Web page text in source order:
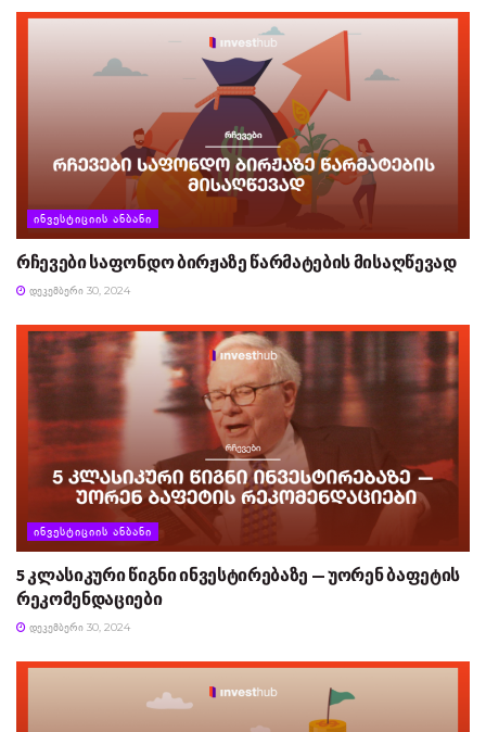
ᲘᲜᲕᲔᲡᲢᲘᲪᲘᲘᲡ ᲐᲜᲑᲐᲜᲘ
რჩევები საფონდო ბირჟაზე წარმატების მისაღწევად
ᲓᲔᲙᲔᲛᲑᲔᲠᲘ 30, 2024
ᲘᲜᲕᲔᲡᲢᲘᲪᲘᲘᲡ ᲐᲜᲑᲐᲜᲘ
5 კლასიკური წიგნი ინვესტირებაზე — უორენ ბაფეტის
რეკომენდაციები
ᲓᲔᲙᲔᲛᲑᲔᲠᲘ 30, 2024